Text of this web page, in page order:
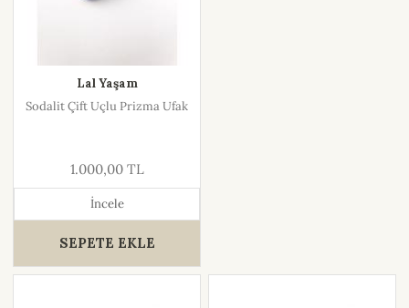
Lal Yaşam
Sodalit Çift Uçlu Prizma Ufak
1.000,00 TL
İncele
SEPETE EKLE